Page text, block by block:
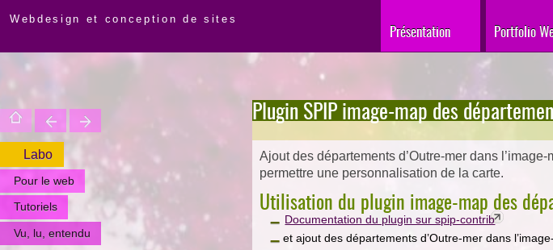
Webdesign et conception de sites
Présentation Portfolio
Plugin SPIP image-map des
Ajout des départements d’Outre-mer dans
permettre une personnalisation de la carte.
Utilisation du plugin image-map des
Documentation du plugin sur spip-contrib
et ajout des départements d’Outre-mer dans
Labo
Pour le web
Tutoriels
Vu, lu, entendu